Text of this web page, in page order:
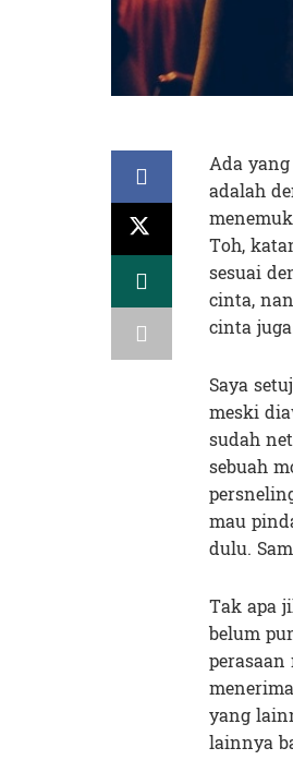
Ada
adalah
Toh,
sesuai
cinta,
cinta
Saya
meski
sudah
sebuah
mau
dulu.
Tak apa
belum
yang
lainnya